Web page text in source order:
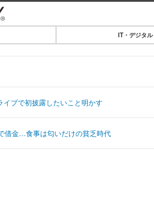
ショッピング
エンタメTOP
IT・デジタル
イブで初披露したいこと明かす
借金…食事は匂いだけの貧乏時代